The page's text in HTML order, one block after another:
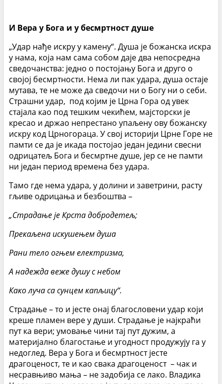
И Вера у Бога и у бесмртност душе
„Удар нађе искру у камену“. Душа је божанска искра
у нама, која нам сама собом даје два непосредна
сведочанства: једно о постојању Бога и друго о
својој бесмртности. Нема ли пак удара, душа остаје
мутава, те не може да сведочи ни о Богу ни о себи.
Страшни удар, под којим је Црна Гора од увек
стајала као под тешким чекићем, мајсторски је
кресао и држао непрестано упаљену ову божанску
искру код Црногораца. У свој историји Црне Горе не
памти се да је икада постојао један једини свесни
одрицатељ Бога и бесмртне душе, јер се не памти
ни један период времена без удара.
Тамо где нема удара, у долини и заветрини, расту
гљиве одрицања и безбоштва –
„Страдање је Крста добродетељ;
Прекаљена искушењем душа
Рани тело огњем електризма,
А надежда веже душу с небом
Како луча са сунцем капљицу“.
Страдање – то и јесте онај благословени удар који
креше пламен вере у души. Страдање је најкраћи
пут ка вери; умовање чини тај пут дужим, а
материјално благостање и угодност продужују га у
недоглед. Вера у Бога и бесмртност јесте
драгоценост, те и као свака драгоценост – чак и
несравњиво мања – не задобија се лако. Владика